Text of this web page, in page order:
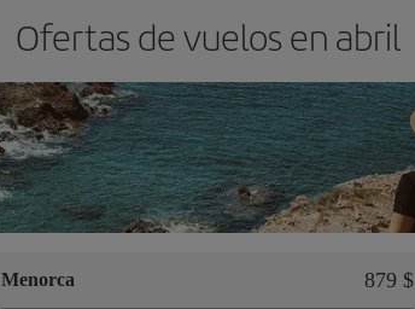
Ofertas de vuelos en abril
Menorca 879 $